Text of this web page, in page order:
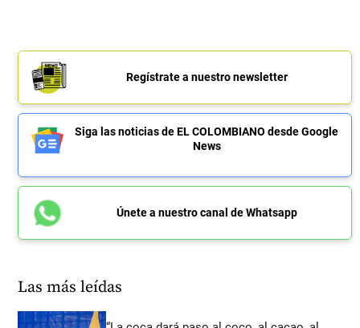
Regístrate a nuestro newsletter
Siga las noticias de EL COLOMBIANO desde Google
News
Únete a nuestro canal de Whatsapp
Las más leídas